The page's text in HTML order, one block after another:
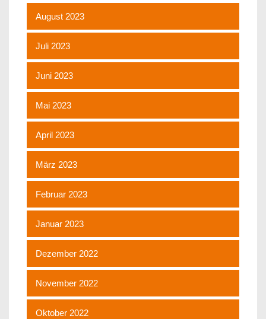
August 2023
Juli 2023
Juni 2023
Mai 2023
April 2023
März 2023
Februar 2023
Januar 2023
Dezember 2022
November 2022
Oktober 2022